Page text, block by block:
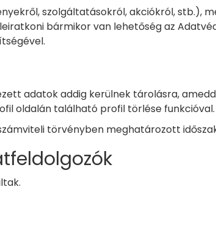
szolgáltatásokról, akciókról, stb.),
bármikor van lehetőség az
adatok addig kerülnek tárolásra,
oldalán található profil törlése funkcióval.
törvényben meghatározott